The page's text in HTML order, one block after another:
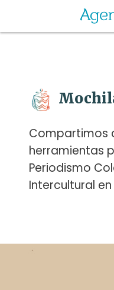
Compartimos
herramientas
Periodismo
Intercultural